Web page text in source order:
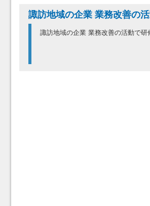
諏訪地域の企業 業務改善の
諏訪地域の企業 業務改善の活動で研